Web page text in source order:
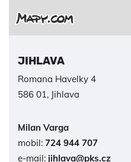
JIHLAVA
Romana Havelky 4
586 01, Jihlava
Milan Varga
mobil: 724 944 707
e-mail: jihlava@pks.cz